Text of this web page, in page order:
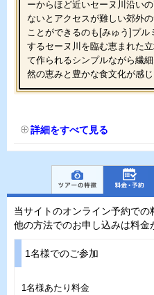
ーからほど近いセーヌ川沿い
ないとアクセスが難しい郊外
ことができるのも[みゅう]プ
するセーヌ川を臨む恵まれた
て作られるシンプルながら繊
然の恵みと豊かな食文化が感じ
詳細をすべて見る
当サイトのオンライン予約での
他の方法でのお申し込みは料金
1名様でのご参加
1名様あたり料金